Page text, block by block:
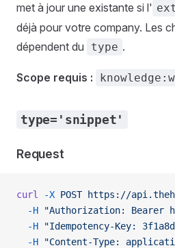
met à jour une existante si l'
déjà pour votre company. Les
dépendent du
type .
Scope requis :
type='snippet'
Request
curl -X POST https://
  -H
"Authorization: Bearer
  -H
"Idempotency-Key:
  -H
"Content-Type: